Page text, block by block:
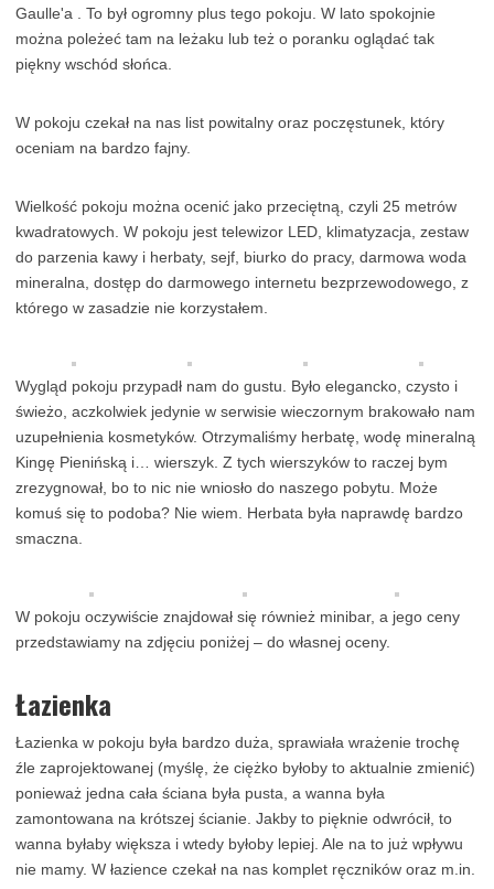
Gaulle'a . To był ogromny plus tego pokoju. W lato spokojnie
można poleżeć tam na leżaku lub też o poranku oglądać tak
piękny wschód słońca.
W pokoju czekał na nas list powitalny oraz poczęstunek, który
oceniam na bardzo fajny.
Wielkość pokoju można ocenić jako przeciętną, czyli 25 metrów
kwadratowych. W pokoju jest telewizor LED, klimatyzacja, zestaw
do parzenia kawy i herbaty, sejf, biurko do pracy, darmowa woda
mineralna, dostęp do darmowego internetu bezprzewodowego, z
którego w zasadzie nie korzystałem.
Wygląd pokoju przypadł nam do gustu. Było elegancko, czysto i
świeżo, aczkolwiek jedynie w serwisie wieczornym brakowało nam
uzupełnienia kosmetyków. Otrzymaliśmy herbatę, wodę mineralną
Kingę Pienińską i… wierszyk. Z tych wierszyków to raczej bym
zrezygnował, bo to nic nie wniosło do naszego pobytu. Może
komuś się to podoba? Nie wiem. Herbata była naprawdę bardzo
smaczna.
W pokoju oczywiście znajdował się również minibar, a jego ceny
przedstawiamy na zdjęciu poniżej – do własnej oceny.
Łazienka
Łazienka w pokoju była bardzo duża, sprawiała wrażenie trochę
źle zaprojektowanej (myślę, że ciężko byłoby to aktualnie zmienić)
ponieważ jedna cała ściana była pusta, a wanna była
zamontowana na krótszej ścianie. Jakby to pięknie odwrócił, to
wanna byłaby większa i wtedy byłoby lepiej. Ale na to już wpływu
nie mamy. W łazience czekał na nas komplet ręczników oraz m.in.